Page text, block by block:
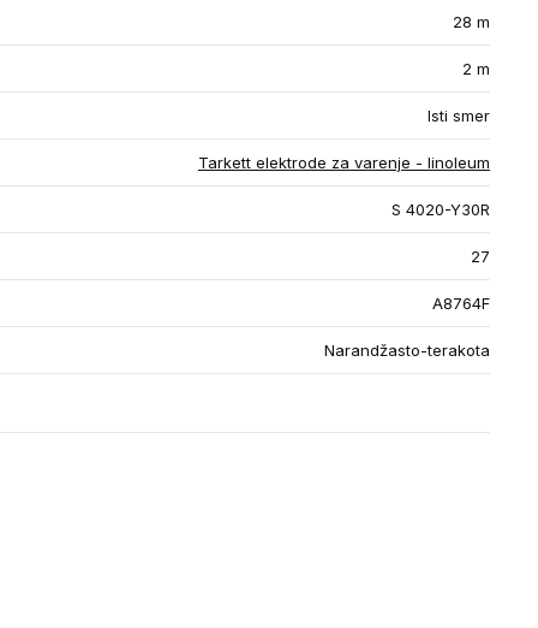
28 m
2 m
Isti smer
Tarkett elektrode za varenje - linoleum
S 4020-Y30R
27
A8764F
Narandžasto-terakota